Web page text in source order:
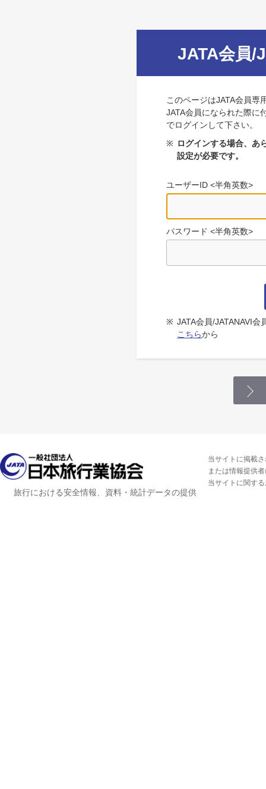
JATA会員/
このページはJATA会員専
JATA会員になられた際に
でログインして下さい。
※ ログインする場合、あ
設定が必要です。
ユーザーID <半角英数>
パスワード <半角英数>
※ JATA会員/JATANAVI
こちらから
旅行における安全情報、資料・統計データの提供
当サイトに掲載
または情報提供
当サイトに関す